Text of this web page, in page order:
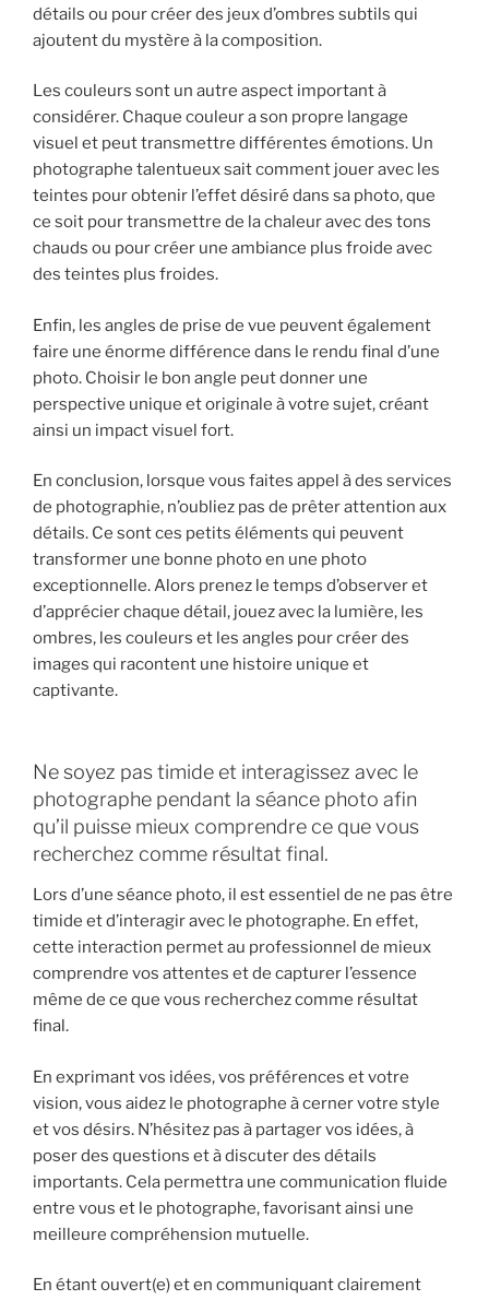
détails ou pour créer des jeux d’ombres subtils qui
ajoutent du mystère à la composition.
Les couleurs sont un autre aspect important à
considérer. Chaque couleur a son propre langage
visuel et peut transmettre différentes émotions. Un
photographe talentueux sait comment jouer avec les
teintes pour obtenir l’effet désiré dans sa photo, que
ce soit pour transmettre de la chaleur avec des tons
chauds ou pour créer une ambiance plus froide avec
des teintes plus froides.
Enfin, les angles de prise de vue peuvent également
faire une énorme différence dans le rendu final d’une
photo. Choisir le bon angle peut donner une
perspective unique et originale à votre sujet, créant
ainsi un impact visuel fort.
En conclusion, lorsque vous faites appel à des services
de photographie, n’oubliez pas de prêter attention aux
détails. Ce sont ces petits éléments qui peuvent
transformer une bonne photo en une photo
exceptionnelle. Alors prenez le temps d’observer et
d’apprécier chaque détail, jouez avec la lumière, les
ombres, les couleurs et les angles pour créer des
images qui racontent une histoire unique et
captivante.
Ne soyez pas timide et interagissez avec le
photographe pendant la séance photo afin
qu’il puisse mieux comprendre ce que vous
recherchez comme résultat final.
Lors d’une séance photo, il est essentiel de ne pas être
timide et d’interagir avec le photographe. En effet,
cette interaction permet au professionnel de mieux
comprendre vos attentes et de capturer l’essence
même de ce que vous recherchez comme résultat
final.
En exprimant vos idées, vos préférences et votre
vision, vous aidez le photographe à cerner votre style
et vos désirs. N’hésitez pas à partager vos idées, à
poser des questions et à discuter des détails
importants. Cela permettra une communication fluide
entre vous et le photographe, favorisant ainsi une
meilleure compréhension mutuelle.
En étant ouvert(e) et en communiquant clairement